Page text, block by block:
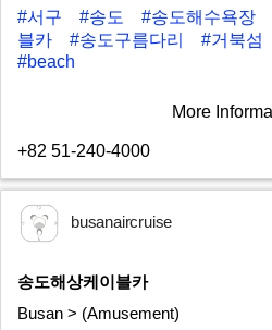
#서구
#송도 #송도해수욕장
블카
#송도구름다리 #거북섬
#beach
More
+82 51-240-4000
busanaircruise
송도해상케이블카
Busan > (Amusement)